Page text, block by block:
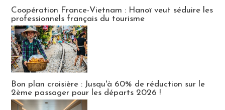
Coopération France-Vietnam : Hanoï veut séduire les
professionnels français du tourisme
Bon plan croisière : Jusqu'à 60% de réduction sur le
2ème passager pour les départs 2026 !